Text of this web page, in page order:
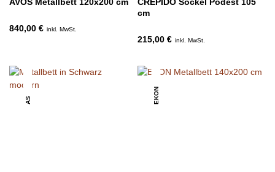
840,00 € inkl. MwSt.
cm
215,00 € inkl. MwSt.
AS EKON